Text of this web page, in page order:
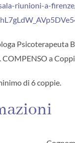
riunioni-a-
Psicoterapeuta
a
di 6 coppie.